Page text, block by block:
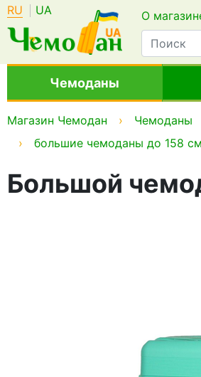
RU UA О
Чемоданы
Магазин Чемодан Чемоданы
большие чемоданы до 158 см
Большой